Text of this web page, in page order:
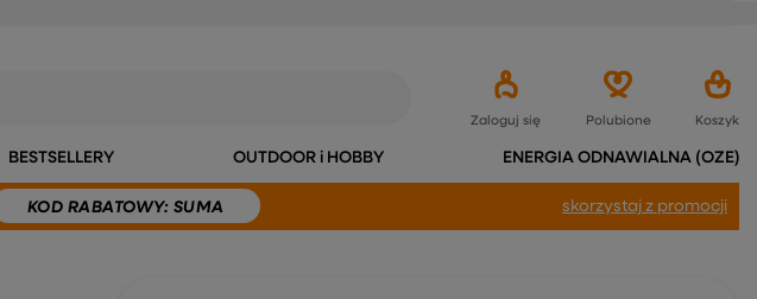
Zaloguj się Polubione Koszyk
BESTSELLERY OUTDOOR i HOBBY ENERGIA ODNAWIALNA (OZE)
KOD RABATOWY: SUMA skorzystaj z promocji